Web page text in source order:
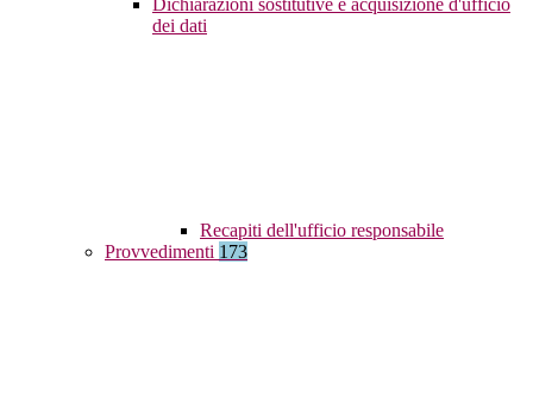
Dichiarazioni sostitutive e acquisizione d'ufficio
dei dati
Recapiti dell'ufficio responsabile
Provvedimenti 173